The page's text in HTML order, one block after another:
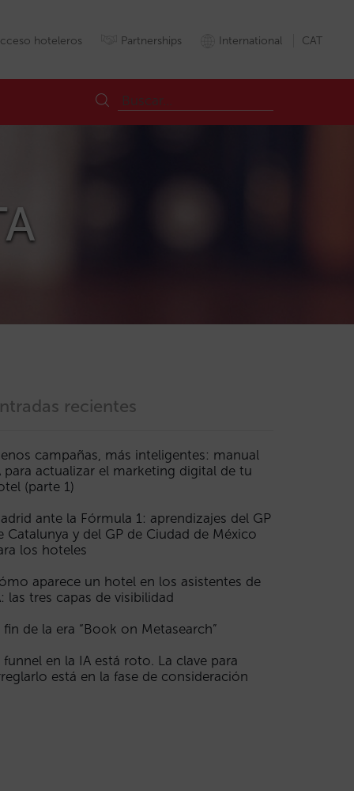
hoteleros Partnerships International CAT
recientes
campañas, más inteligentes: manual
para actualizar el marketing digital de tu
(parte 1)
ante la Fórmula 1: aprendizajes del GP
Catalunya y del GP de Ciudad de México
los hoteles
aparece un hotel en los asistentes de
las tres capas de visibilidad
fin de la era “Book on Metasearch”
funnel en la IA está roto. La clave para
está en la fase de consideración